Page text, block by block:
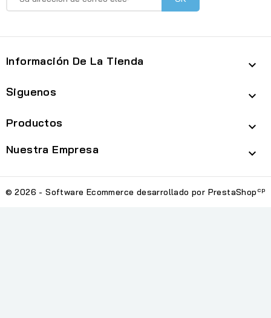
Información De La Tienda 
Siguenos 
Productos 
Nuestra Empresa 
© 2026 - Software Ecommerce desarrollado por PrestaShop cp